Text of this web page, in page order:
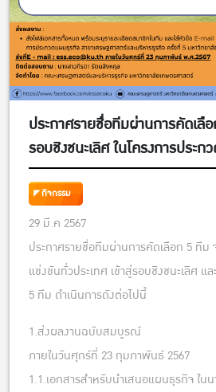
ประกาศรายชื่อทีมผ่านการคัดเลื
รอบชิงชนะเลิศ ในโครงการประ
กิจกรรม
29 มี.ค 2567
ประกาศรายชื่อทีมผ่านการคัดเลือก 5 ทีม
แข่งขันทั่วประเทศ เข้าสู่รอบชิงชนะเลิศ แ
5 ทีม ดำเนินการดังต่อไปนี้
1.ส่งผลงานฉบับสมบูรณ์
ภายในวันศุกร์ที่ 23 กุมภาพันธ์ 2567
1.1.เอกสารสำหรับนำเสนอแผนธุรกิจ ใ